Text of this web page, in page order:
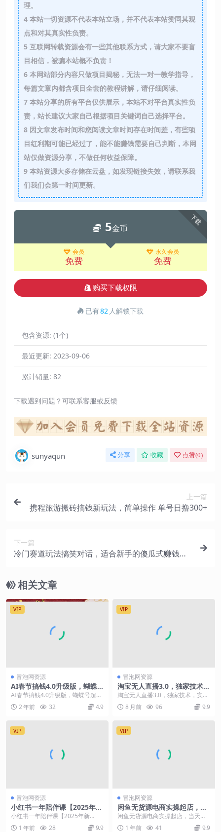
理。
4本站一切资源不代表本站立场，并不代表本站赞同其观
点和对其真实性负责。
5互联网转载资源会有一些其他联系方式，请大家不要盲
目相信，被骗本站概不负责！
6本网站部分内容只做项目揭秘，无法一对一教学指导，
每篇文章内都含项目全套的教程讲解，请仔细阅读。
7本站分享的所有平台仅供展示，本站不对平台真实性负
责，站长建议大家自己根据项目关键词自己选择平台。
8因文章发布时间和您阅读文章时间存在时间差，有些项
目红利期可能已经过了，能不能赚钱需要自己判断，本网
站仅做资源分享，不做任何收益保障。
9本站资源大多存储在云盘，如发现链接失效，请联系我
们我们会第一时间更新。
下载
5金币
会员
免费
永久会员
免费
购买下载权限
已有82 人解锁下载
包含资源: (1个)
最近更新: 2023-09-06
累计销量: 82
下载遇到问题？可联系客服或反馈
sunyaqun 分享 收藏 点赞(0)
上一篇
携程旅游搬砖搞钱新玩法，简单操作 单号日撸300+
下一篇
冷门赛道玩法搞笑对话，适合新手的傻瓜式赚钱项
相关文章
VIP
冒泡网资源
AI春节搞钱4.0升级版，蝴蝶
号超火爆文旅赛道，批量出内
容，每日轻松十分钟 月入米1
W
AI春节搞钱4.0升级版，蝴蝶号超火
爆文旅赛道，批量出内容，每日轻
松十分钟 月...
2 年前 32 4.9
VIP
冒泡网资源
淘宝无人直播3.0，独家技术，
实无违规封号，日收益1k+，
支持矩阵放大，长期稳定【揭
秘】
淘宝无人直播3.0，独家技术，实无
违规封号，日收益1k+，支持矩阵放
大，长期稳定...
8 月前 96 9.9
VIP
冒泡网资源
小红书一年陪伴课【2025年新
课】，用短视频+deepSeek打
爆款，史上最干货的小红书店
小红书一年陪伴课【2025年新
课】，用短视频+deepSeek打爆
1 年前 28 9.9
VIP
冒泡网资源
闲鱼无货源电商实操起店，当
天出单，手把手教会你
闲鱼无货源电商实操起店，当天出
单，手把手教会你 课程内容： 1.为
1 年前 41 9.9